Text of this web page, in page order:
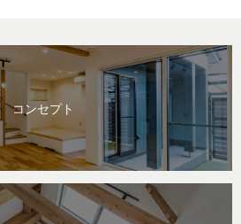
コンセプト